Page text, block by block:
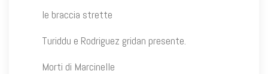
le braccia strette
Turiddu e Rodriguez gridan presente.
Morti di Marcinelle